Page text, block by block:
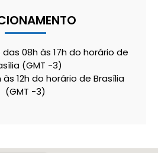
08h às 17h do horário de
(GMT -3)
12h do horário de Brasília
(GMT -3)